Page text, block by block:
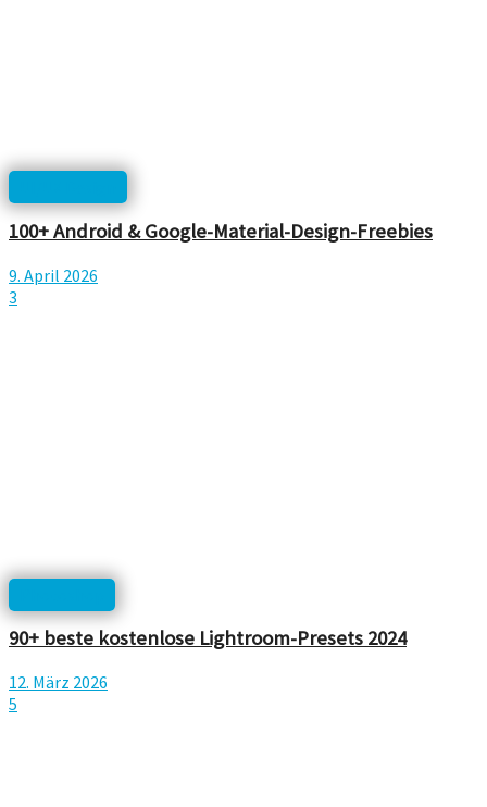
100+ Android & Google-Material-Design-Freebies
9. April 2026
3
90+ beste kostenlose Lightroom-Presets 2024
12. März 2026
5